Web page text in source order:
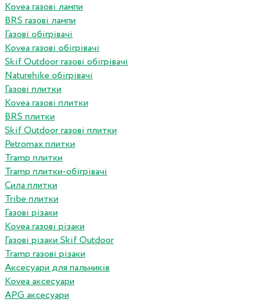
Kovea газові лампи
BRS газові лампи
Газові обігрівачі
Kovea газові обігрівачі
Skif Outdoor газові обігрівачі
Naturehike обігрівачі
Газові плитки
Kovea газові плитки
BRS плитки
Skif Outdoor газові плитки
Petromax плитки
Tramp плитки
Tramp плитки-обігрівачі
Сила плитки
Tribe плитки
Газові різаки
Kovea газові різаки
Газові різаки Skif Outdoor
Tramp газові різаки
Аксесуари для пальників
Kovea аксесуари
APG аксесуари